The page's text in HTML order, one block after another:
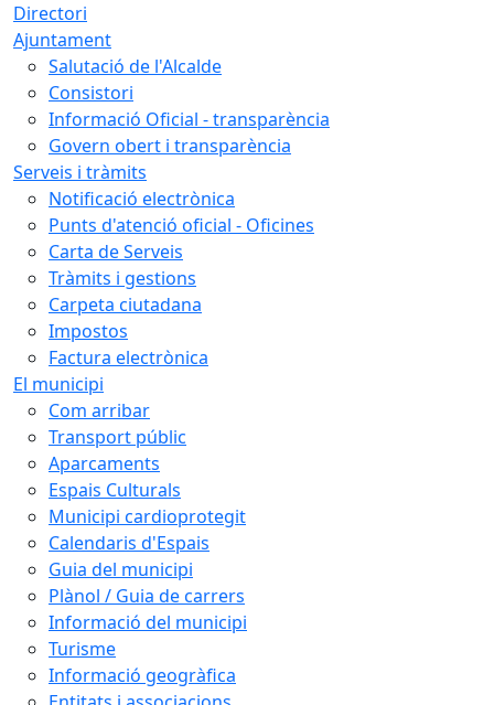
Directori
Ajuntament
Salutació de l'Alcalde
Consistori
Informació Oficial - transparència
Govern obert i transparència
Serveis i tràmits
Notificació electrònica
Punts d'atenció oficial - Oficines
Carta de Serveis
Tràmits i gestions
Carpeta ciutadana
Impostos
Factura electrònica
El municipi
Com arribar
Transport públic
Aparcaments
Espais Culturals
Municipi cardioprotegit
Calendaris d'Espais
Guia del municipi
Plànol / Guia de carrers
Informació del municipi
Turisme
Informació geogràfica